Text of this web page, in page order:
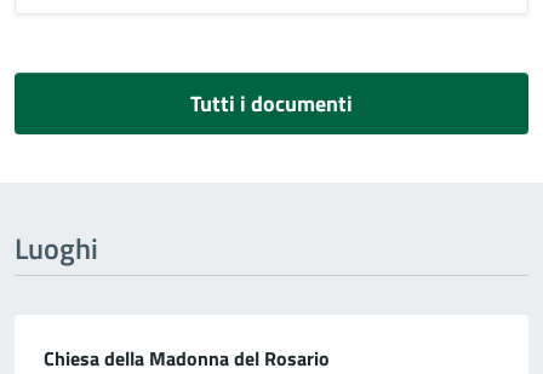
Tutti i documenti
Luoghi
Chiesa della Madonna del Rosario